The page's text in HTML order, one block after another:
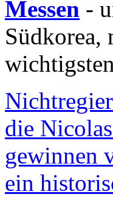
Messen -
Südkorea,
die
gewinnen
ein